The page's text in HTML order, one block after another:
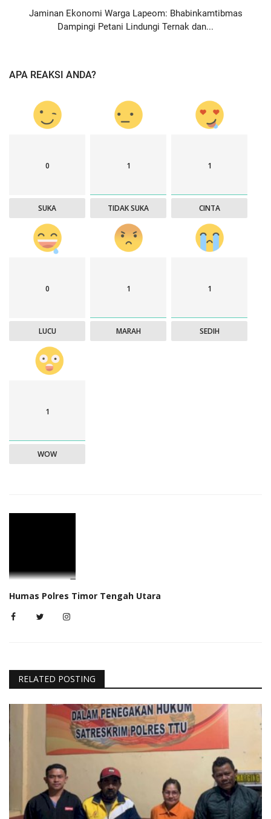
Jaminan Ekonomi Warga Lapeom: Bhabinkamtibmas
Dampingi Petani Lindungi Ternak dan...
APA REAKSI ANDA?
0
SUKA
1
TIDAK SUKA
1
CINTA
0
LUCU
1
MARAH
1
SEDIH
1
WOW
Humas Polres Timor Tengah Utara
RELATED POSTING